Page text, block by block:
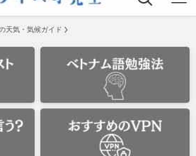
天気・気候ガイド